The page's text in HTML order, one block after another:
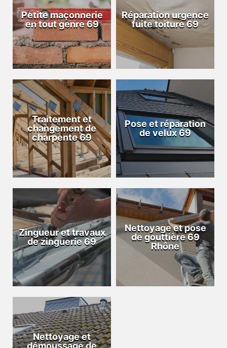
Petite maçonnerie
en tout genre 69
Réparation urgence
fuite toiture 69
Traitement et
changement de
charpente 69
Pose et réparation
de velux 69
Zingueur et travaux
de zinguerie 69
Nettoyage et pose
de gouttière 69
Rhône
Nettoyage et
démoussage de